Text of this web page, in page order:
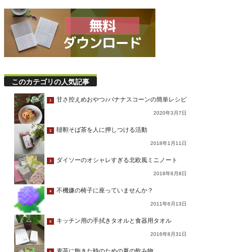
このカテゴリの人気記事
1 甘さ控えめおやつ♪バナナスコーンの簡単レシピ
2020年3月7日
2 韃靼そば茶を人に押しつける活動
2018年1月11日
3 ダイソーのオシャレすぎる北欧風ミニノート
2018年6月8日
4 不機嫌の椅子に座っていませんか？
2011年6月13日
5 キッチン用の手拭きタオルと食器用タオル
2016年8月31日